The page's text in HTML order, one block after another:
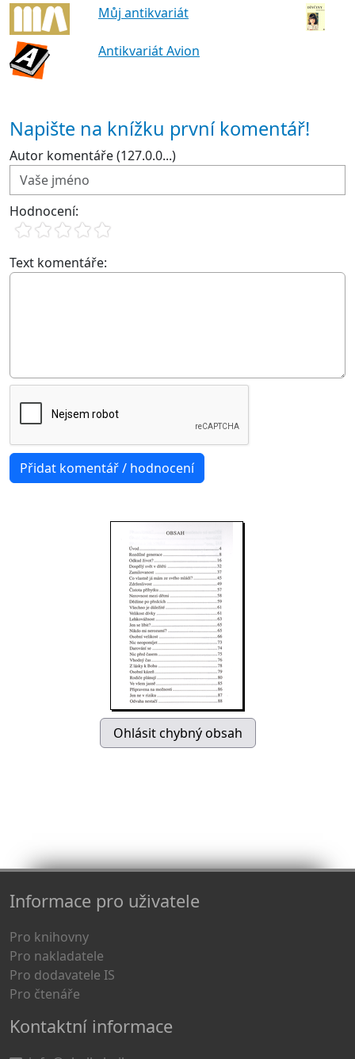
Můj antikvariát
Antikvariát Avion
Napište na knížku první komentář!
Autor komentáře (127.0.0...)
Hodnocení:
Text komentáře:
Informace pro uživatele
Pro knihovny
Pro nakladatele
Pro dodavatele IS
Pro čtenáře
Kontaktní informace